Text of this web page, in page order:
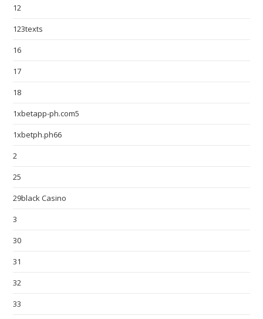
12
123texts
16
17
18
1xbetapp-ph.com5
1xbetph.ph66
2
25
29black Casino
3
30
31
32
33